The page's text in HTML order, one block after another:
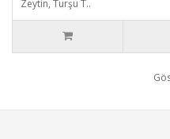
Zeytin, Turşu T..